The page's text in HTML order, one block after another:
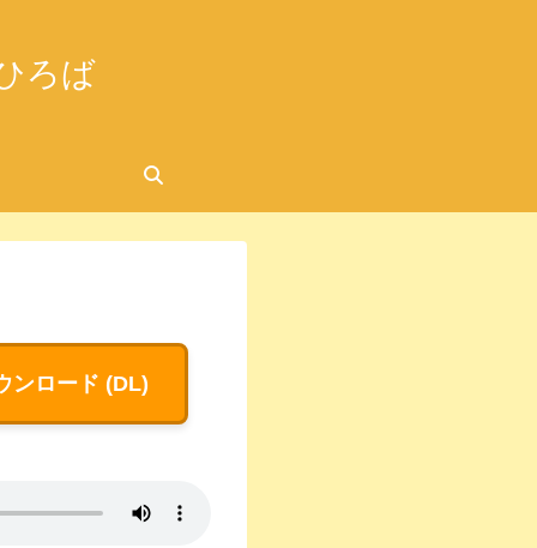
ろば
ンロード (DL)